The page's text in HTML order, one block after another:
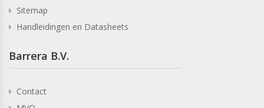
Sitemap
Handleidingen en Datasheets
Barrera B.V.
Contact